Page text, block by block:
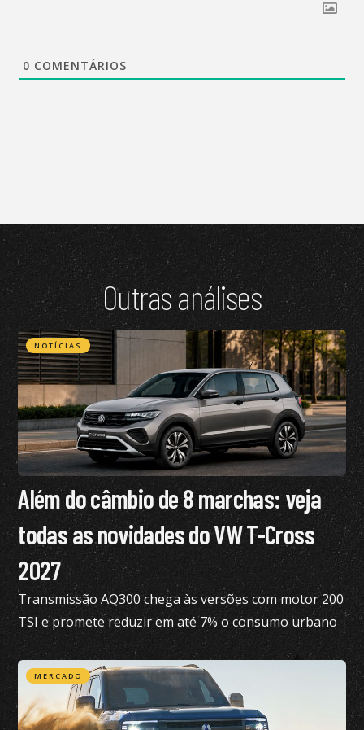
0 COMENTÁRIOS
Outras análises
NOTÍCIAS
Além do câmbio de 8 marchas: veja
todas as novidades do VW T-Cross
2027
Transmissão AQ300 chega às versões com motor 200
TSI e promete reduzir em até 7% o consumo urbano
com gasolina
MERCADO